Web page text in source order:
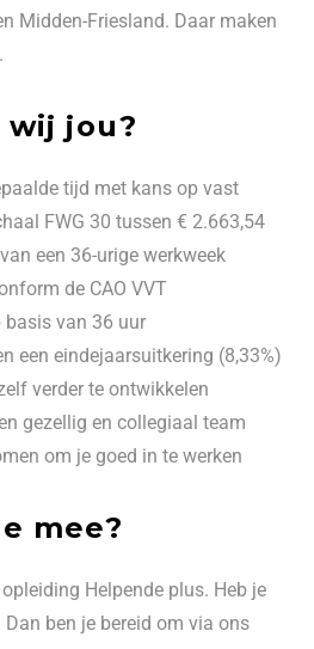
Midden-Friesland. Daar maken
jou?
tijd met kans op vast
FWG 30 tussen € 2.663,54
een 36-urige werkweek
de CAO VVT
basis van 36 uur
een eindejaarsuitkering (8,33%)
verder te ontwikkelen
gezellig en collegiaal team
om je goed in te werken
mee?
Helpende plus. Heb je
ben je bereid om via ons